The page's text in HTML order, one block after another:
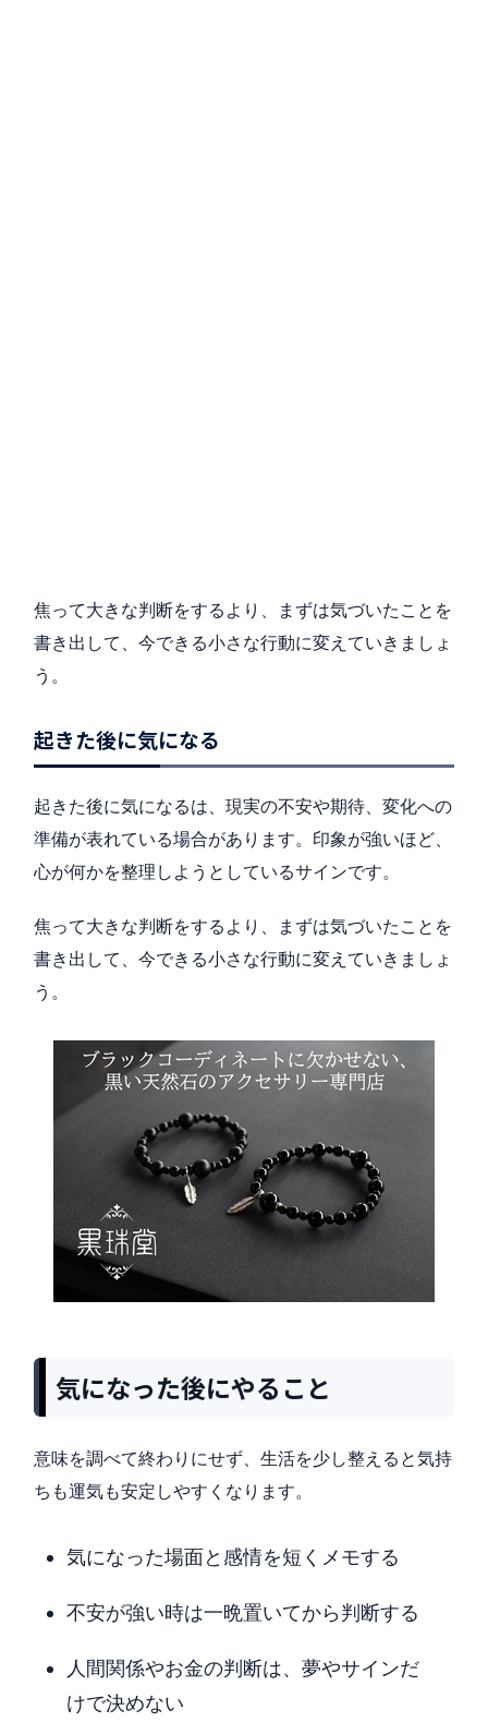
焦って大きな判断をするより、まずは気づいたことを
書き出して、今できる小さな行動に変えていきましょ
う。
起きた後に気になる
起きた後に気になるは、現実の不安や期待、変化への
準備が表れている場合があります。印象が強いほど、
心が何かを整理しようとしているサインです。
焦って大きな判断をするより、まずは気づいたことを
書き出して、今できる小さな行動に変えていきましょ
う。
気になった後にやること
意味を調べて終わりにせず、生活を少し整えると気持
ちも運気も安定しやすくなります。
気になった場面と感情を短くメモする
不安が強い時は一晩置いてから判断する
人間関係やお金の判断は、夢やサインだ
けで決めない